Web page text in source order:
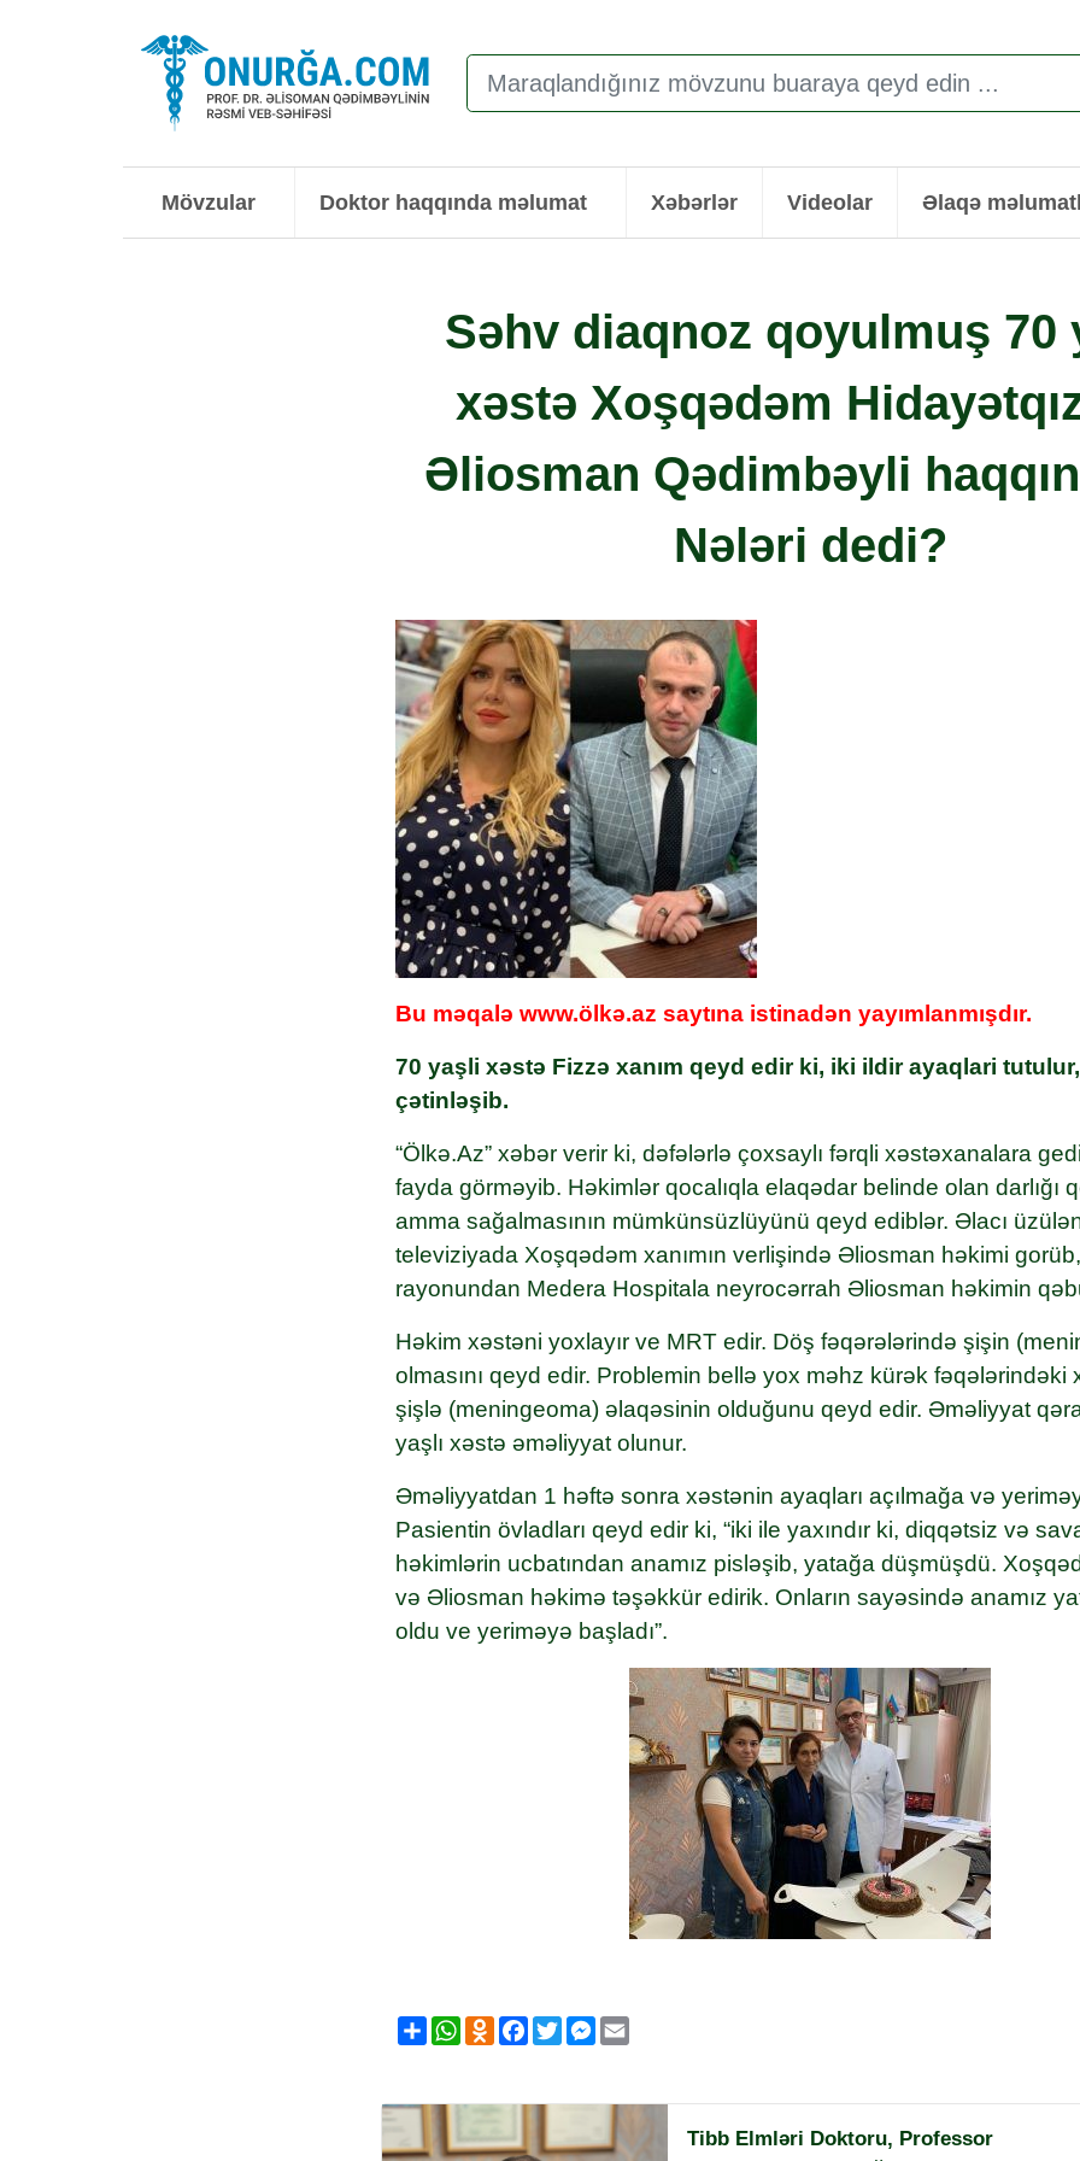
Mövzular Doktor haqqında məlumat Xəbərlər Videolar Əlaqə
Səhv diaqnoz qoyulmuş 70
xəstə Xoşqədəm
Əliosman Qədimbəyli
Nələri dedi?
Bu məqalə www.ölkə.az saytına istinadən yayımlanmışdır.
70 yaşli xəstə Fizzə xanım qeyd edir ki, iki ildir ayaqlari
çətinləşib.
“Ölkə.Az” xəbər verir ki, dəfələrlə çoxsaylı fərqli xəstəxanalara
fayda görməyib. Həkimlər qocalıqla elaqədar belinde olan darlığı
amma sağalmasının mümkünsüzlüyünü qeyd ediblər. Əlacı
televiziyada Xoşqədəm xanımın verlişində Əliosman həkimi
rayonundan Medera Hospitala neyrocərrah Əliosman həkimin
Həkim xəstəni yoxlayır ve MRT edir. Döş fəqərələrində şişin
olmasını qeyd edir. Problemin bellə yox məhz kürək fəqələrindəki
şişlə (meningeoma) əlaqəsinin olduğunu qeyd edir. Əməliyyat
yaşlı xəstə əməliyyat olunur.
Əməliyyatdan 1 həftə sonra xəstənin ayaqları açılmağa və
Pasientin övladları qeyd edir ki, “iki ile yaxındır ki, diqqətsiz və
həkimlərin ucbatından anamız pisləşib, yatağa düşmüşdü.
və Əliosman həkimə təşəkkür edirik. Onların sayəsində anamız
oldu ve yeriməyə başladı”.
ShareWhatsApp
Odnoklassniki
Facebook
TwitterMessenger
Tibb Elmləri Doktoru, Professor